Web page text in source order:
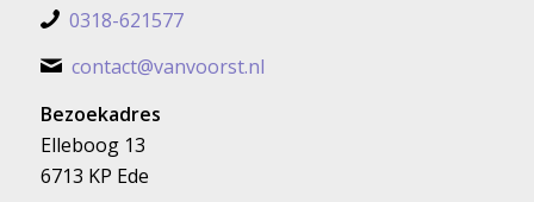
0318-621577
contact@vanvoorst.nl
Bezoekadres
Elleboog 13
6713 KP Ede